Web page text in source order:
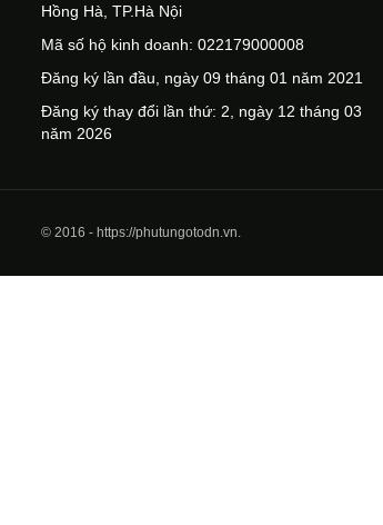
Hồng Hà, TP.Hà Nội
Mã số hộ kinh doanh: 022179000008
Đăng ký lần đầu, ngày 09 tháng 01 năm 2021
Đăng ký thay đổi lần thứ: 2, ngày 12 tháng 03
năm 2026
© 2016 - https://phutungotodn.vn.